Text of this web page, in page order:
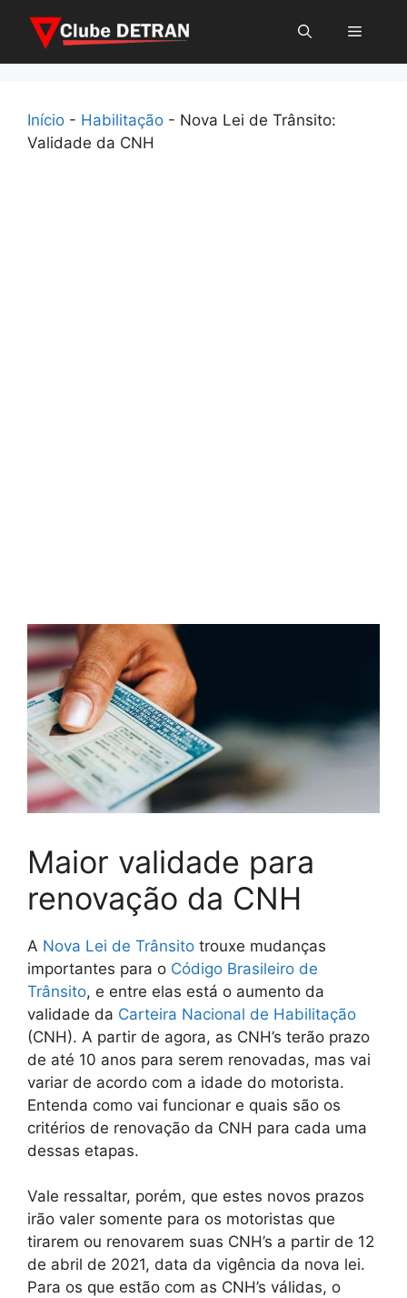
Menu
Início - Habilitação - Nova Lei de Trânsito:
Validade da CNH
Maior validade para
renovação da CNH
A Nova Lei de Trânsito trouxe mudanças
importantes para o Código Brasileiro de
Trânsito, e entre elas está o aumento da
validade da Carteira Nacional de Habilitação
(CNH). A partir de agora, as CNH’s terão prazo
de até 10 anos para serem renovadas, mas vai
variar de acordo com a idade do motorista.
Entenda como vai funcionar e quais são os
critérios de renovação da CNH para cada uma
dessas etapas.
Vale ressaltar, porém, que estes novos prazos
irão valer somente para os motoristas que
tirarem ou renovarem suas CNH’s a partir de 12
de abril de 2021, data da vigência da nova lei.
Para os que estão com as CNH’s válidas, o